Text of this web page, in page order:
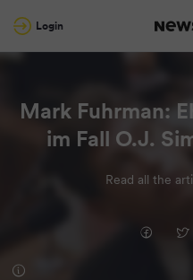
Login
Mark Fuhrman:
im Fall O.J.
Read all the